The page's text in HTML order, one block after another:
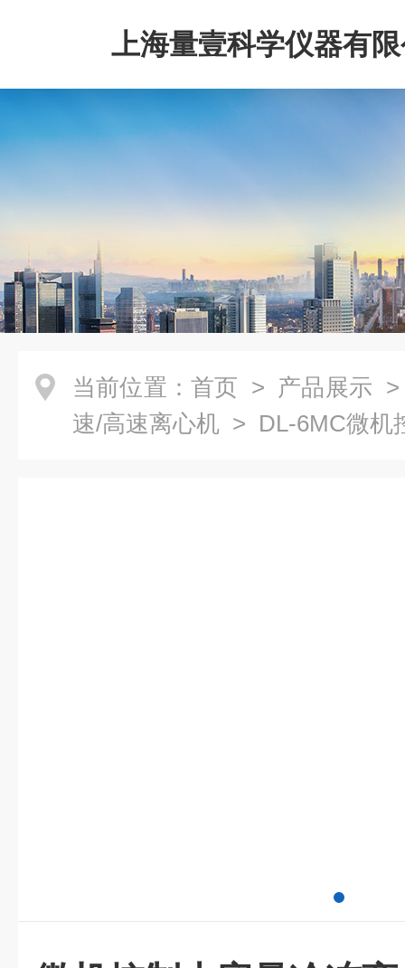
上海量壹科学仪器有
当前位置： 首页 > 产品展示
速/高速离心机 > DL-6MC微机